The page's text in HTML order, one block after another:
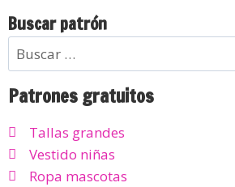
Buscar patrón
Patrones gratuitos
Tallas grandes
Vestido niñas
Ropa mascotas